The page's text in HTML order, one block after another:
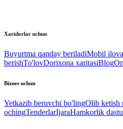
Xaridorlar uchun
Buyurtma qanday beriladiMobil ilova
berishTo'lovDorixona xaritasiBlog
Biznes uchun
Yetkazib beruvchi bo'lingOlib ketish
ochingTenderlarIjaraHamkorlik